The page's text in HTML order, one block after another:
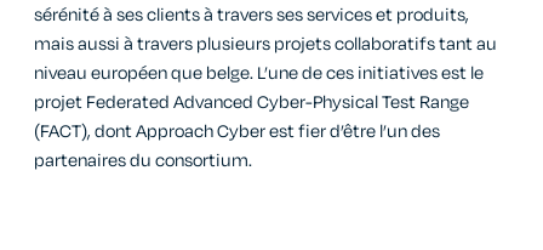
sérénité à ses clients à travers ses services et produits,
mais aussi à travers plusieurs projets collaboratifs tant au
niveau européen que belge. L’une de ces initiatives est le
projet Federated Advanced Cyber-Physical Test Range
(FACT), dont Approach Cyber est fier d’être l’un des
partenaires du consortium.